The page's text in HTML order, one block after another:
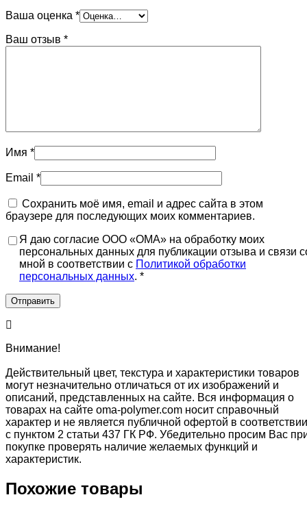
Ваша оценка *
Ваш отзыв *
Имя *
Email *
Сохранить моё имя, email и адрес сайта в этом
браузере для последующих моих комментариев.
Я даю согласие ООО «ОМА» на обработку моих
персональных данных для публикации отзыва и связи
мной в соответствии с Политикой обработки
персональных данных. *
Внимание!
Действительный цвет, текстура и характеристики товаров
могут незначительно отличаться от их изображений и
описаний, представленных на сайте. Вся информация о
товарах на сайте oma-polymer.com носит справочный
характер и не является публичной офертой в соответствии
с пунктом 2 статьи 437 ГК РФ. Убедительно просим Вас
покупке проверять наличие желаемых функций и
характеристик.
Похожие товары